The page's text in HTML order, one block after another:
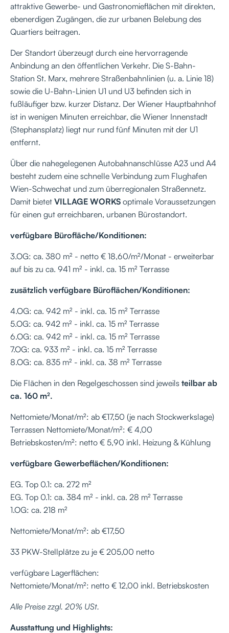
attraktive Gewerbe- und Gastronomieflächen mit direkten,
ebenerdigen Zugängen, die zur urbanen Belebung des
Quartiers beitragen.
Der Standort überzeugt durch eine hervorragende
Anbindung an den öffentlichen Verkehr. Die S-Bahn-
Station St. Marx, mehrere Straßenbahnlinien (u. a. Linie 18)
sowie die U-Bahn-Linien U1 und U3 befinden sich in
fußläufiger bzw. kurzer Distanz. Der Wiener Hauptbahnhof
ist in wenigen Minuten erreichbar, die Wiener Innenstadt
(Stephansplatz) liegt nur rund fünf Minuten mit der U1
entfernt.
Über die nahegelegenen Autobahnanschlüsse A23 und A4
besteht zudem eine schnelle Verbindung zum Flughafen
Wien-Schwechat und zum überregionalen Straßennetz.
Damit bietet VILLAGE WORKS optimale Voraussetzungen
für einen gut erreichbaren, urbanen Bürostandort.
verfügbare Bürofläche/Konditionen:
3.OG: ca. 380 m² - netto € 18,60/m²/Monat - erweiterbar
auf bis zu ca. 941 m² - inkl. ca. 15 m² Terrasse
zusätzlich verfügbare Büroflächen/Konditionen:
4.OG: ca. 942 m² - inkl. ca. 15 m² Terrasse
5.OG: ca. 942 m² - inkl. ca. 15 m² Terrasse
6.OG: ca. 942 m² - inkl. ca. 15 m² Terrasse
7.OG: ca. 933 m² - inkl. ca. 15 m² Terrasse
8.OG: ca. 835 m² - inkl. ca. 38 m² Terrasse
Die Flächen in den Regelgeschossen sind jeweils teilbar ab
ca. 160 m².
Nettomiete/Monat/m²: ab €17,50 (je nach Stockwerkslage)
Terrassen Nettomiete/Monat/m²: € 4,00
Betriebskosten/m²: netto € 5,90 inkl. Heizung & Kühlung
verfügbare Gewerbeflächen/Konditionen:
EG. Top 0.1: ca. 272 m²
EG. Top 0.1: ca. 384 m² - inkl. ca. 28 m² Terrasse
1.OG: ca. 218 m²
Nettomiete/Monat/m²: ab €17,50
33 PKW-Stellplätze zu je € 205,00 netto
verfügbare Lagerflächen:
Nettomiete/Monat/m²: netto € 12,00 inkl. Betriebskosten
Alle Preise zzgl. 20% USt.
Ausstattung und Highlights: